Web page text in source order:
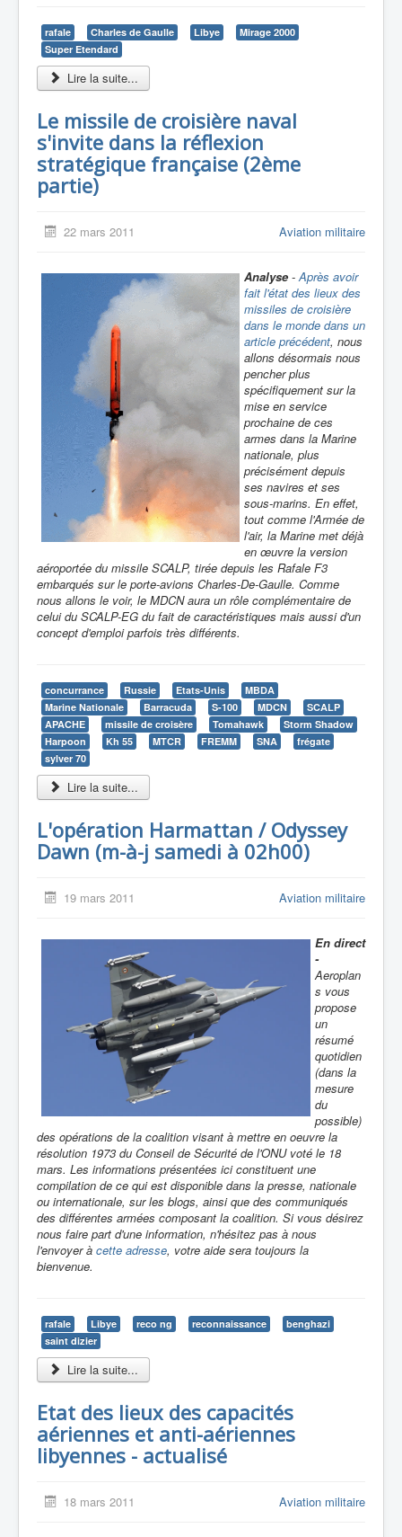
rafale Charles de Gaulle Libye
Mirage 2000
Super Etendard
Lire la suite...
Le missile de croisière naval
s'invite dans la réflexion
stratégique française (2ème
partie)
22 mars 2011 Aviation militaire
Analyse -Après avoir
fait l'état des lieux des
missiles de croisière
dans le monde dans un
article précédent, nous
allons désormais nous
pencher plus
spécifiquement sur la
mise en service
prochaine de ces
armes dans la Marine
nationale, plus
précisément depuis
ses navires et ses
sous-marins. En effet,
tout comme l'Armée de
l'air, la Marine met déjà
en œuvre la version
aéroportée du missile SCALP, tirée depuis les Rafale F3
embarqués sur le porte-avions Charles-De-Gaulle. Comme
nous allons le voir, le MDCN aura un rôle complémentaire de
celui du SCALP-EG du fait de caractéristiques mais aussi d'un
concept d'emploi parfois très différents.
concurrance Russie Etats-Unis
MBDA
Marine Nationale
Barracuda S-100 MDCN
SCALP
APACHE
missile de croisère Tomahawk
Storm Shadow
Harpoon
Kh 55 MTCR FREMM SNA
frégate
sylver 70
Lire la suite...
L'opération Harmattan / Odyssey
Dawn (m-à-j samedi à 02h00)
19 mars 2011 Aviation militaire
En direct
-
Aeroplan
s vous
propose
un
résumé
quotidien
(dans la
mesure
du
possible)
des opérations de la coalition visant à mettre en oeuvre la
résolution 1973 du Conseil de Sécurité de l'ONU voté le 18
mars. Les informations présentées ici constituent une
compilation de ce qui est disponible dans la presse, nationale
ou internationale, sur les blogs, ainsi que des communiqués
des différentes armées composant la coalition. Si vous désirez
nous faire part d'une information, n'hésitez pas à nous
l'envoyer à cette adresse, votre aide sera toujours la
bienvenue.
rafale Libye reco ng reconnaissance
benghazi
saint dizier
Lire la suite...
Etat des lieux des capacités
aériennes et anti-aériennes
libyennes - actualisé
18 mars 2011 Aviation militaire